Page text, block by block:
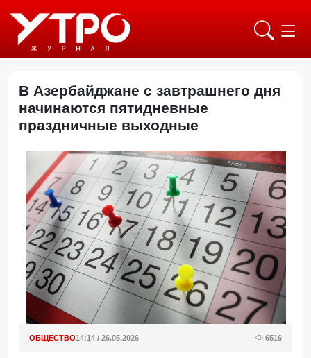
В Азербайджане с завтрашнего дня
начинаются пятидневные
праздничные выходные
ОБЩЕСТВО14:14 / 26.05.2026 6516